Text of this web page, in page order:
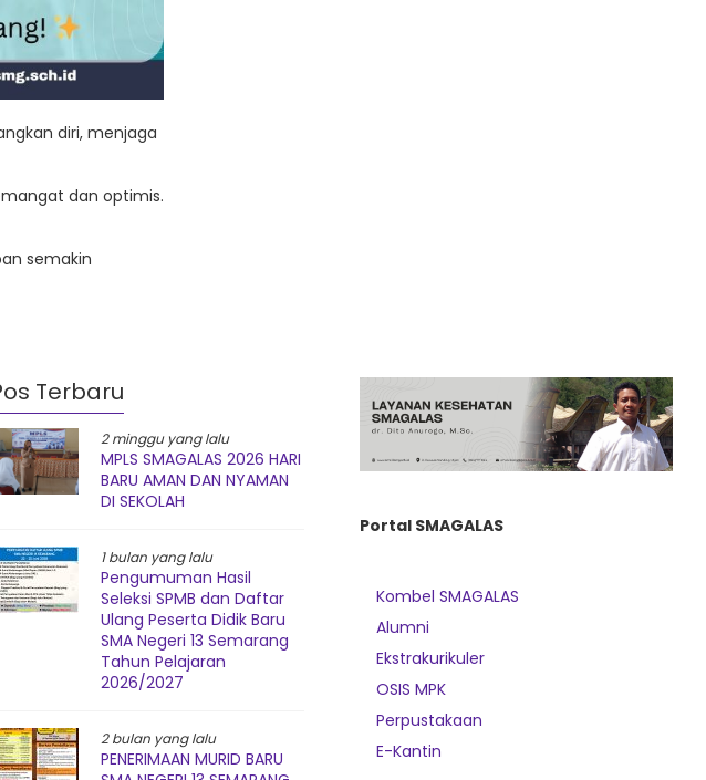
diri, menjaga
dan optimis.
semakin
Terbaru
2 minggu yang lalu
MPLS SMAGALAS 2026 HARI
BARU AMAN DAN NYAMAN
DI SEKOLAH
1 bulan yang lalu
Pengumuman Hasil
Seleksi SPMB dan Daftar
Ulang Peserta Didik Baru
SMA Negeri 13 Semarang
Tahun Pelajaran
2026/2027
2 bulan yang lalu
PENERIMAAN MURID BARU
Portal SMAGALAS
Kombel SMAGALAS
Alumni
Ekstrakurikuler
OSIS MPK
Perpustakaan
E-Kantin